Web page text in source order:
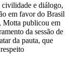
civilidade e diálogo,
em favor do Brasil
Motta publicou em
da sessão de
da pauta, que